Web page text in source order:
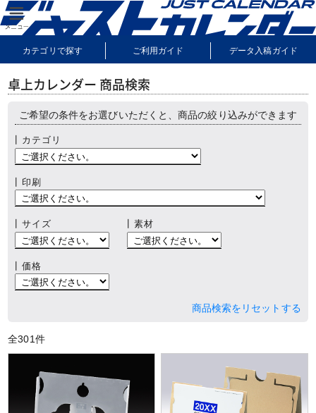
カテゴリで探す ご利用ガイド データ入稿ガイド
卓上カレンダー 商品検索
ご希望の条件をお選びいただくと、商品の絞り込みができます
┃カテゴリ
┃印刷
┃サイズ ┃素材
┃価格
商品検索をリセットする
全301件